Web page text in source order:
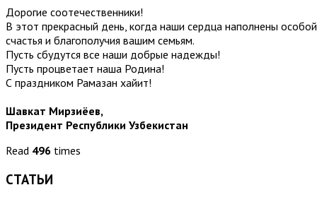
Дорогие соотечественники!
В этот прекрасный день, когда наши сердца наполнены
счастья и благополучия вашим семьям.
Пусть сбудутся все наши добрые надежды!
Пусть процветает наша Родина!
С праздником Рамазан хайит!
Шавкат Мирзиёев,
Президент Республики Узбекистан
Read 496 times
СТАТЬИ